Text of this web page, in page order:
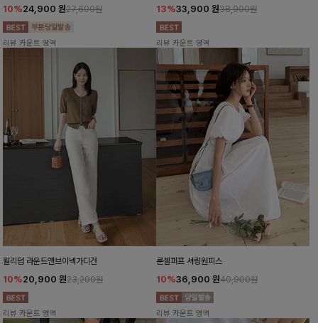
10%24,900 원27,600원
리뷰 카운트 영역
13%33,900 원38,900원
리뷰 카운트 영역
윌리덤 라운드앤브이넥가디건
10%20,900 원23,200원
리뷰 카운트 영역
룬셀퍼프 셔링원피스
10%36,900 원40,900원
리뷰 카운트 영역